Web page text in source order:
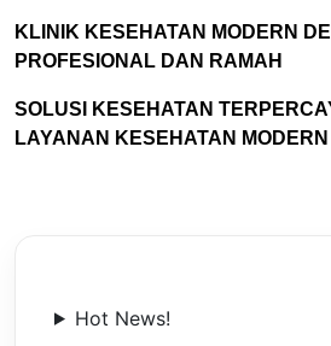
KLINIK KESEHATAN MODERN
PROFESIONAL DAN RAMAH
SOLUSI KESEHATAN
LAYANAN KESEHATAN MODERN
Hot News!